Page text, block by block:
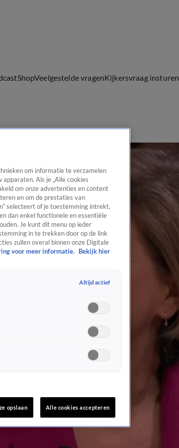
ShopVeelgestelde vragenKijkersvraag insturen
om informatie te verzamelen
Als je „Alle cookies
om onze advertenties en content
en om de prestaties van
selecteert of je toestemming intrekt,
dan enkel functionele en essentiële
Je kunt dit menu op ieder
in te trekken door op de link
zullen overal binnen onze Digitale
voor meer informatie.
Bekijk hier
Altijd actief
opslaan Alle cookies accepteren